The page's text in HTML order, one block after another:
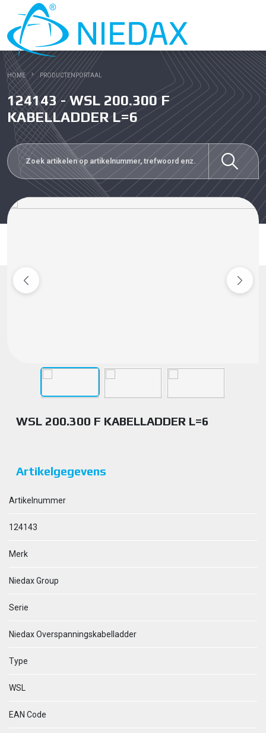
HOME PRODUCTENPORTAAL
124143 - WSL 200.300 F
KABELLADDER L=6
WSL 200.300 F KABELLADDER L=6
Artikelgegevens
Artikelnummer
124143
Merk
Niedax Group
Serie
Niedax Overspanningskabelladder
Type
WSL
EAN Code